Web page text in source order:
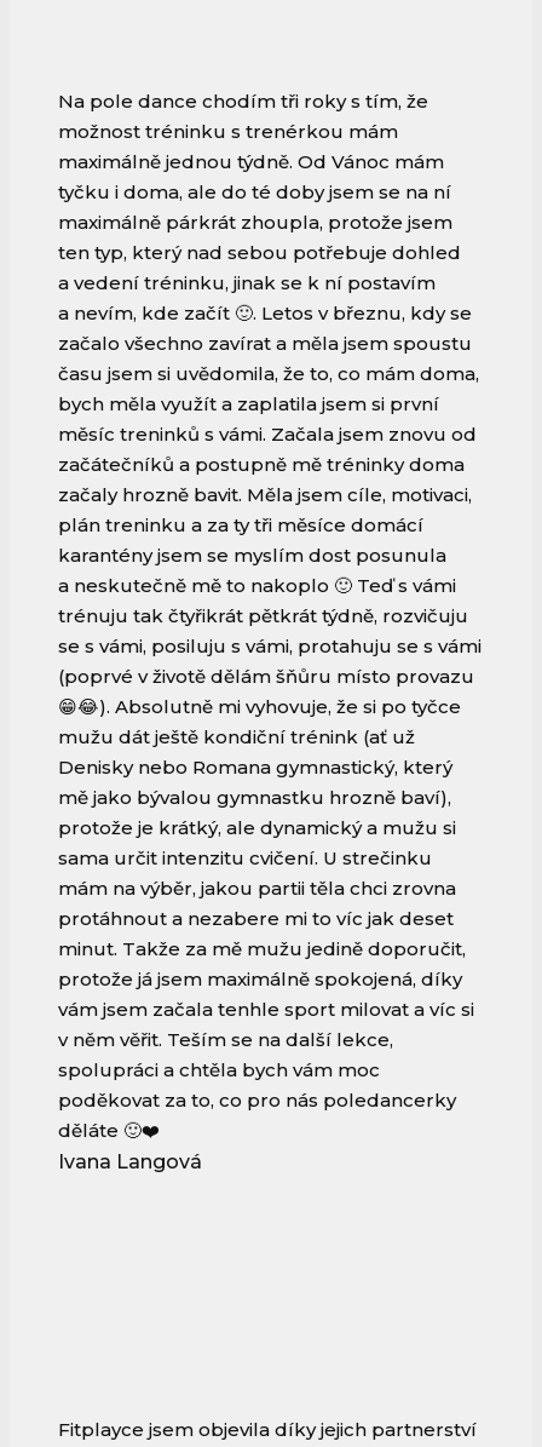
Na pole dance chodím tři roky s tím, že
možnost tréninku s trenérkou mám
maximálně jednou týdně. Od Vánoc mám
tyčku i doma, ale do té doby jsem se na ní
maximálně párkrát zhoupla, protože jsem
ten typ, který nad sebou potřebuje dohled
a vedení tréninku, jinak se k ní postavím
a nevím, kde začít 🙂. Letos v březnu, kdy se
začalo všechno zavírat a měla jsem spoustu
času jsem si uvědomila, že to, co mám doma,
bych měla využít a zaplatila jsem si první
měsíc treninků s vámi. Začala jsem znovu od
začátečníků a postupně mě tréninky doma
začaly hrozně bavit. Měla jsem cíle, motivaci,
plán treninku a za ty tři měsíce domácí
karantény jsem se myslím dost posunula
a neskutečně mě to nakoplo 🙂 Teď s vámi
trénuju tak čtyřikrát pětkrát týdně, rozvičuju
se s vámi, posiluju s vámi, protahuju se s vámi
(poprvé v životě dělám šňůru místo provazu
😁😂). Absolutně mi vyhovuje, že si po tyčce
mužu dát ještě kondiční trénink (ať už
Denisky nebo Romana gymnastický, který
mě jako bývalou gymnastku hrozně baví),
protože je krátký, ale dynamický a mužu si
sama určit intenzitu cvičení. U strečinku
mám na výběr, jakou partii těla chci zrovna
protáhnout a nezabere mi to víc jak deset
minut. Takže za mě mužu jedině doporučit,
protože já jsem maximálně spokojená, díky
vám jsem začala tenhle sport milovat a víc si
v něm věřit. Teším se na další lekce,
spolupráci a chtěla bych vám moc
poděkovat za to, co pro nás poledancerky
děláte 🙂❤️
Ivana Langová
Fitplayce jsem objevila díky jejich partnerství